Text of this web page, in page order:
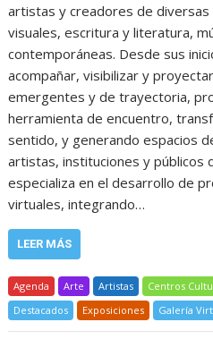
artistas y creadores de
visuales, escritura y literatura,
contemporáneas. Desde sus
acompañar, visibilizar y
emergentes y de trayectoria,
herramienta de encuentro,
sentido, y generando espacios
artistas, instituciones y públicos
especializa en el desarrollo de
virtuales, integrando…
LEER MÁS
Agenda Arte Artistas Centros
Destacados
Exposiciones Galería